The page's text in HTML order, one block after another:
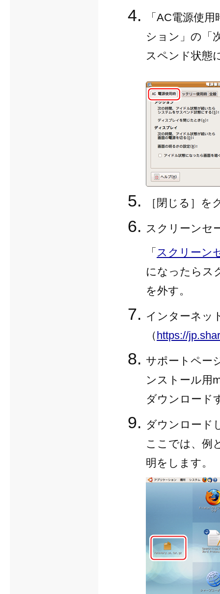
「AC電源使
ション」の「
スペンド状態
［閉じる］を
スクリーンセ
「 スクリーン
になったらス
を外す。
インターネッ
（https://
サポートペー
ンストール用
ダウンロード
ダウンロード
ここでは、例
明をします。